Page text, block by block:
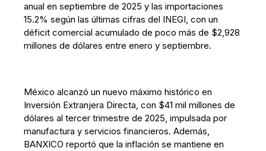
anual en septiembre de 2025 y las importaciones
15.2% según las últimas cifras del INEGI, con un
déficit comercial acumulado de poco más de $2,928
millones de dólares entre enero y septiembre.
México alcanzó un nuevo máximo histórico en
Inversión Extranjera Directa, con $41 mil millones de
dólares al tercer trimestre de 2025, impulsada por
manufactura y servicios financieros. Además,
BANXICO reportó que la inflación se mantiene en